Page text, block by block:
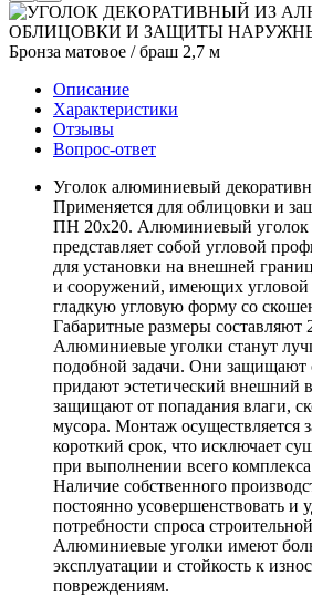
Описание
Характеристики
Отзывы
Вопрос-ответ
Уголок алюминиевый
Применяется для облицовки и
ПН 20х20. Алюминиевый
представляет собой угловой
для установки на внешней
и сооружений, имеющих
гладкую угловую форму со
Габаритные размеры
Алюминиевые уголки станут
подобной задачи. Они защищают
придают эстетический внешний
защищают от попадания влаги,
мусора. Монтаж осуществляется
короткий срок, что исключает
при выполнении всего
Наличие собственного
постоянно усовершенствовать и
потребности спроса
Алюминиевые уголки имеют
эксплуатации и стойкость к
повреждениям.